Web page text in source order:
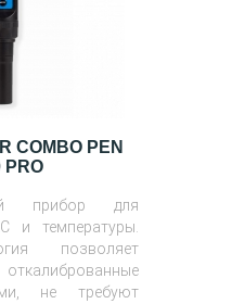
COMBO PEN
PRO
прибор для
и температуры.
позволяет
не требуют